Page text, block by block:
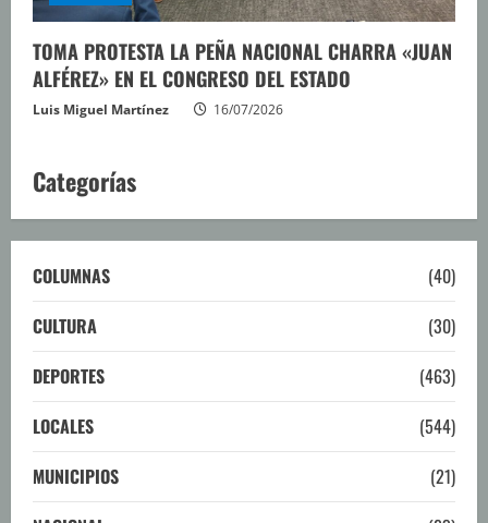
TOMA PROTESTA LA PEÑA NACIONAL CHARRA «JUAN
ALFÉREZ» EN EL CONGRESO DEL ESTADO
Luis Miguel Martínez 16/07/2026
Categorías
COLUMNAS
(40)
CULTURA
(30)
DEPORTES
(463)
LOCALES
(544)
MUNICIPIOS
(21)